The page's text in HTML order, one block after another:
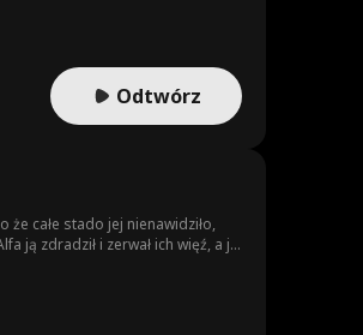
Odtwórz
że całe stado jej nienawidziło,
ją zdradził i zerwał ich więź, a jej